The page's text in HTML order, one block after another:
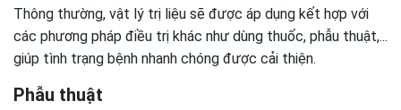
Thông thường, vật lý trị liệu sẽ được áp dụng kết hợp với
các phương pháp điều trị khác như dùng thuốc, phẫu thuật,...
giúp tình trạng bệnh nhanh chóng được cải thiện.
Phẫu thuật